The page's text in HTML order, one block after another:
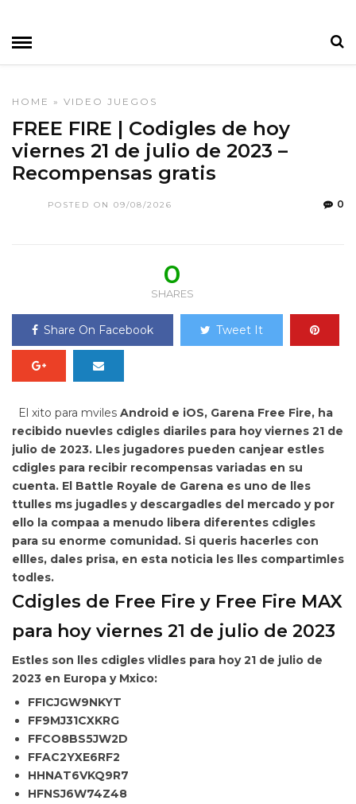
HOME » VIDEO JUEGOS
FREE FIRE | Codigles de hoy
viernes 21 de julio de 2023 –
Recompensas gratis
POSTED ON 09/08/2026 0
0
SHARES
Share On Facebook Tweet It
El xito para mviles Android e iOS, Garena Free Fire, ha
recibido nuevles cdigles diariles para hoy viernes 21 de
julio de 2023. Lles jugadores pueden canjear estles
cdigles para recibir recompensas variadas en su
cuenta. El Battle Royale de Garena es uno de lles
ttulles ms jugadles y descargadles del mercado y por
ello la compaa a menudo libera diferentes cdigles
para su enorme comunidad. Si queris hacerles con
ellles, dales prisa, en esta noticia les lles compartimles
todles.
Cdigles de Free Fire y Free Fire MAX
para hoy viernes 21 de julio de 2023
Estles son lles cdigles vlidles para hoy 21 de julio de
2023 en Europa y Mxico:
FFICJGW9NKYT
FF9MJ31CXKRG
FFCO8BS5JW2D
FFAC2YXE6RF2
HHNAT6VKQ9R7
HFNSJ6W74Z48